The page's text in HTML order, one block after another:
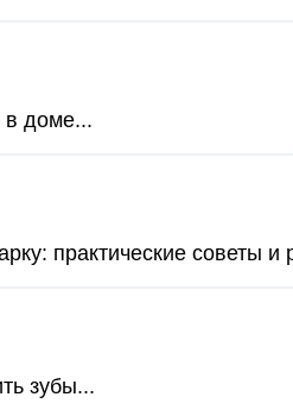
в доме...
практические советы и
зубы...